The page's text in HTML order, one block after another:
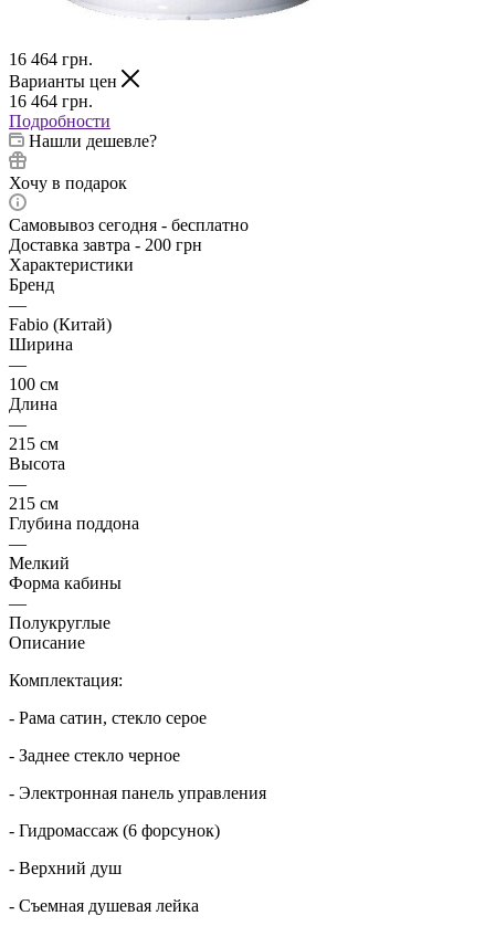
16 464 грн.
Варианты цен
16 464 грн.
Подробности
Нашли дешевле?
Хочу в подарок
Самовывоз сегодня - бесплатно
Доставка завтра - 200 грн
Характеристики
Бренд
—
Fabio (Китай)
Ширина
—
100 см
Длина
—
215 см
Высота
—
215 см
Глубина поддона
—
Мелкий
Форма кабины
—
Полукруглые
Описание
Комплектация:
- Рама сатин, стекло серое
- Заднее стекло черное
- Электронная панель управления
- Гидромассаж (6 форсунок)
- Верхний душ
- Съемная душевая лейка